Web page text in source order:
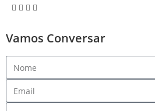
Vamos Conversar